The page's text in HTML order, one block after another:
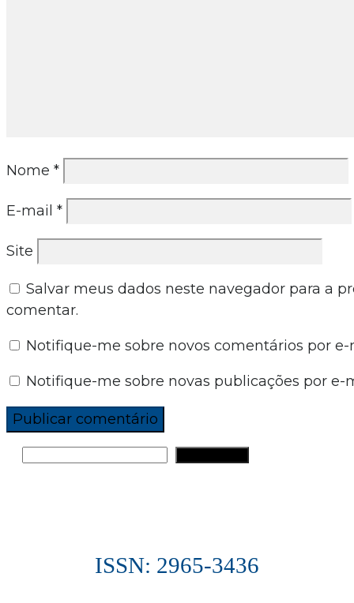
Nome *
E-mail *
Site
Salvar meus dados neste navegador para a
comentar.
Notifique-me sobre novos comentários por e-
Notifique-me sobre novas publicações por e-
ISSN: 2965-3436